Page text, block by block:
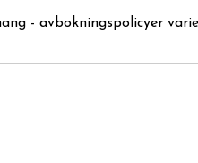
- avbokningspolicyer